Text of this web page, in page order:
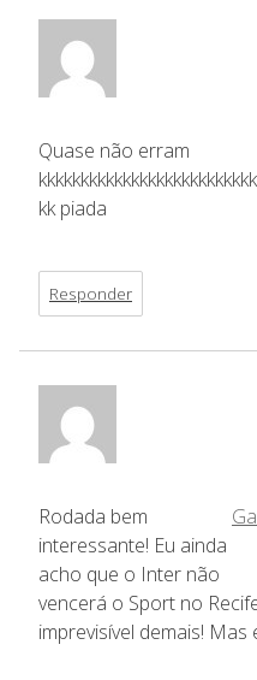
Quase não erram
kk piada
Responder
Rodada bem
interessante! Eu ainda
acho que o Inter não
vencerá o Sport no
imprevisível demais!